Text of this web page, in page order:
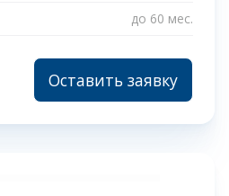
до 60 мес.
Оставить заявку